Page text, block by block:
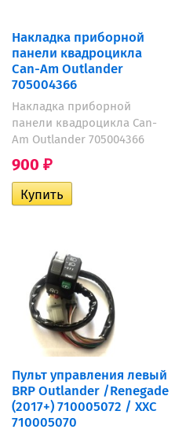
Накладка приборной
панели квадроцикла
Can-Am Outlander
705004366
Накладка приборной
панели квадроцикла Can-
Am Outlander 705004366
900 ₽
Пульт управления левый
BRP Outlander /Renegade
(2017+) 710005072 / XXC
710005070